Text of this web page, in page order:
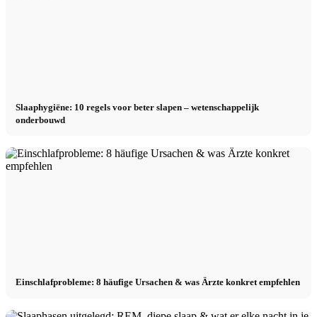
Slaaphygiëne: 10 regels voor beter slapen – wetenschappelijk
onderbouwd
Einschlafprobleme: 8 häufige Ursachen & was Ärzte konkret empfehlen